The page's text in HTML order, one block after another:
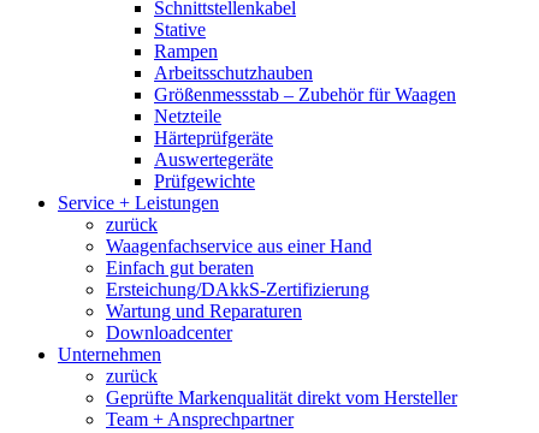
Schnittstellenkabel
Stative
Rampen
Arbeitsschutzhauben
Größenmessstab – Zubehör für Waagen
Netzteile
Härteprüfgeräte
Auswertegeräte
Prüfgewichte
Service + Leistungen
zurück
Waagenfachservice aus einer Hand
Einfach gut beraten
Ersteichung/DAkkS-Zertifizierung
Wartung und Reparaturen
Downloadcenter
Unternehmen
zurück
Geprüfte Markenqualität direkt vom Hersteller
Team + Ansprechpartner